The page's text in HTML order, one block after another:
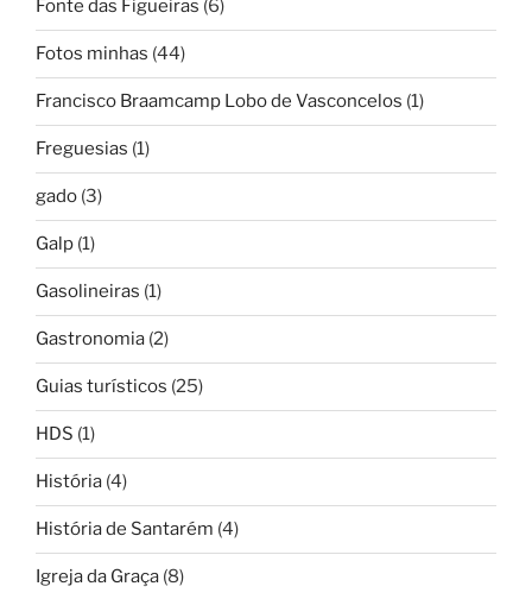
Fonte das Figueiras (6)
Fotos minhas (44)
Francisco Braamcamp Lobo de Vasconcelos (1)
Freguesias (1)
gado (3)
Galp (1)
Gasolineiras (1)
Gastronomia (2)
Guias turísticos (25)
HDS (1)
História (4)
História de Santarém (4)
Igreja da Graça (8)